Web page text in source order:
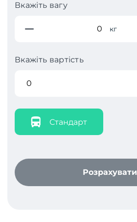
Вкажіть вагу
кг
Вкажіть вартість
Стандарт
Розрахувати